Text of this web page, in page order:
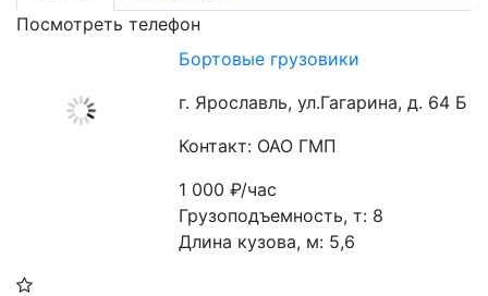
Посмотреть телефон
Бортовые грузовики
г. Ярославль, ул.Гагарина, д. 64 Б
Контакт: ОАО ГМП
1 000₽/час
Грузоподъемность, т: 8
Длина кузова, м: 5,6